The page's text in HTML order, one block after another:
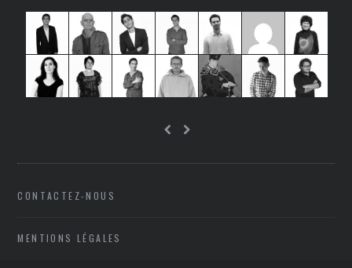
CONTACTEZ-NOUS
MENTIONS LÉGALES